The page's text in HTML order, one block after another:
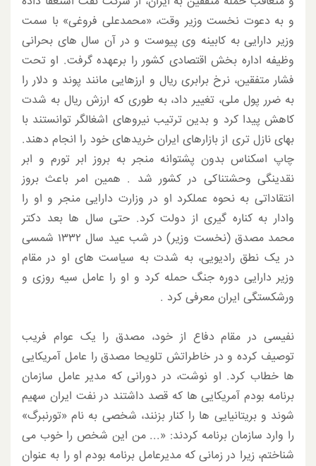
و به دعوت نخست وزیر وقت، «محمدعلی فروغی» با سمت
وزیر دارایی به کابینه وی پیوست و در آن سال های بحرانی
وظیفه اداره بخش اقتصادی کشور را برعهده گرفت. او تحت
فشار متفقین، نرخ برابری ریال و ارزهایی مانند پوند و دلار را
به ضرر پول ملی، تغییر داد، به طوری که ارزش ریال به شدت
کاهش پیدا کرد و بدین ترتیب نیروهای اشغالگر توانستند با
بهای نازل تری از بازارهای ایران خریدهای خود را انجام دهند.
چاپ اسکناس بدون پشتوانه منجر به بروز ابر تورم و ابر
نقدینگی وحشتناکی در کشور شد . همین امر باعث بروز
انتقاداتی به نحوه عملکرد او در وزارت دارایی منجر و او را
وادار به کناره گیری از دولت کرد. حتی سال ها بعد دکتر
محمد مصدق (نخست وزیر) در شب عید سال ۱۳۳۲ شمسی
در یک نطق رادیویی، به شدت به سیاست های او در مقام
وزیر دارایی دوره جنگ حمله کرد و او را عامل سیه روزی و
ورشکستگی ایران معرفی کرد .
نفیسی در مقام دفاع از خود، مصدق را یک عوام فریب
توصیف کرده و در خاطراتش تلویحا مصدق را عامل آمریکایی
ها خطاب کرد. او نوشت، در دورانی که مدیر عامل سازمان
برنامه بودم آمریکایی ها که قصد داشتند در نفت ایران سهیم
شوند و بریتانیایی ها را کنار بزنند، شخصی به نام «تورنبرگ»
را وارد سازمان برنامه کردند: «... من این شخص را خوب می
شناختم، زیرا در زمانی که مدیرعامل برنامه بودم او را به عنوان